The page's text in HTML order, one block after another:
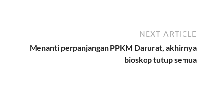
NEXT ARTICLE
Menanti perpanjangan PPKM Darurat, akhirnya
bioskop tutup semua